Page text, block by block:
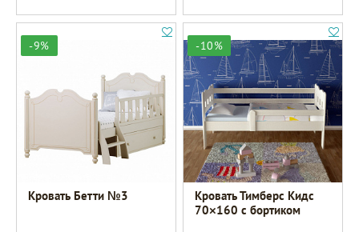
-9%
Кровать Бетти №3
-10%
Кровать Тимберс Кидс
70×160 с бортиком